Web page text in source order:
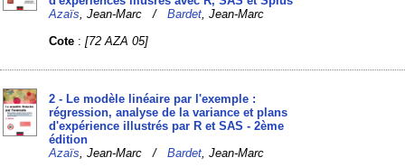
Azaïs , Jean-Marc /Bardet , Jean-Marc
Cote :[72 AZA 05]
2 - Le modèle linéaire par l'exemple :
régression, analyse de la variance et plans
d'expérience illustrés par R et SAS - 2ème
édition
Azaïs , Jean-Marc /Bardet , Jean-Marc